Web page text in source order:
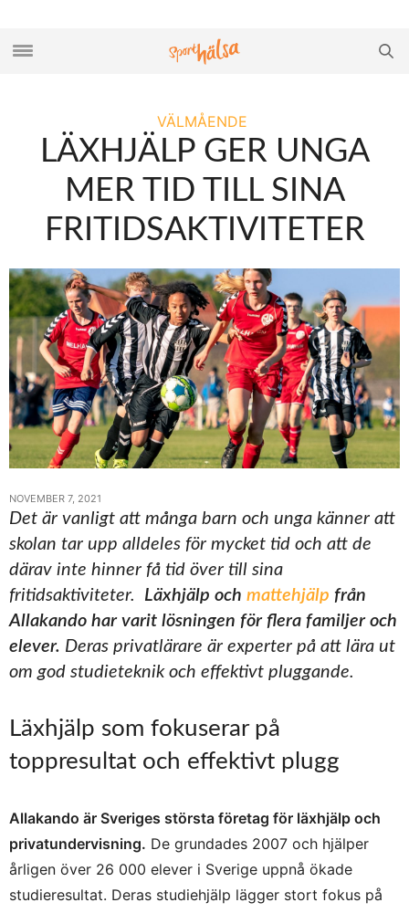
VÄLMÅENDE
LÄXHJÄLP GER UNGA
MER TID TILL SINA
FRITIDSAKTIVITETER
NOVEMBER 7, 2021
Det är vanligt att många barn och unga känner att
skolan tar upp alldeles för mycket tid och att de
därav inte hinner få tid över till sina
fritidsaktiviteter.
Läxhjälp och mattehjälp från
Allakando har varit lösningen för flera familjer och
elever. Deras privatlärare är experter på att lära ut
om god studieteknik och effektivt pluggande.
Läxhjälp som fokuserar på
toppresultat och effektivt plugg
Allakando är Sveriges största företag för läxhjälp och
privatundervisning. De grundades 2007 och hjälper
årligen över 26 000 elever i Sverige uppnå ökade
studieresultat. Deras studiehjälp lägger stort fokus på